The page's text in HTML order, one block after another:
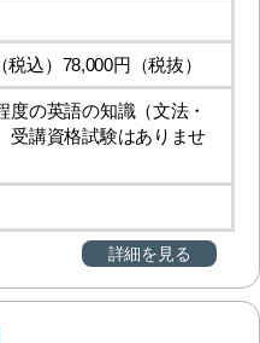
税込）78,000円（税抜）
度の英語の知識（文法・
受講資格試験はありませ
詳細を見る